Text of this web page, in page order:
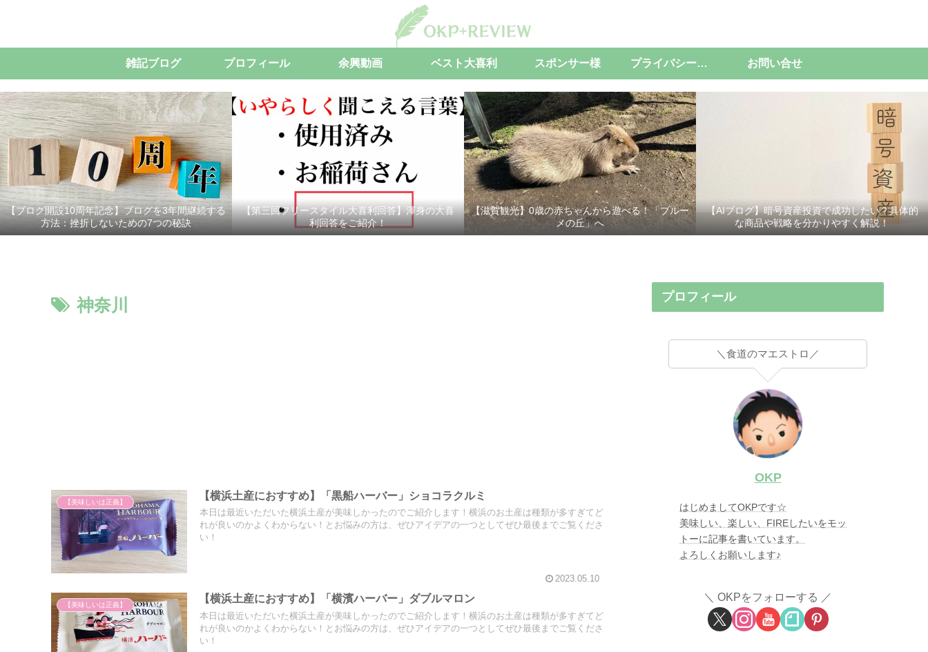
雑記ブログ プロフィール 余興動画 ベスト大喜利 スポンサー様 プライバシーポリシー お問い合せ
【ブログ開設10周年記念】ブログを3年間継続する
方法：挫折しないための7つの秘訣
【第三回フリースタイル大喜利回答】渾身の大喜
利回答をご紹介！
【滋賀観光】0歳の赤ちゃんから遊べる！「ブルー
メの丘」へ
【AIブログ】暗号資産投資で成功したい？具体的
な商品や戦略を分かりやすく解説！
神奈川
【美味しいは正義】
【横浜土産におすすめ】「黒船ハーバー」ショコラクルミ
本日は最近いただいた横浜土産が美味しかったのでご紹介します！横浜のお土産は種類が多すぎてど
れが良いのかよくわからない！とお悩みの方は、ぜひアイデアの一つとしてぜひ最後までご覧くださ
い！
2023.05.10
【美味しいは正義】
【横浜土産におすすめ】「横濱ハーバー」ダブルマロン
本日は最近いただいた横浜土産が美味しかったのでご紹介します！横浜のお土産は種類が多すぎてど
れが良いのかよくわからない！とお悩みの方は、ぜひアイデアの一つとしてぜひ最後までご覧くださ
い！
プロフィール
＼食道のマエストロ／
OKP
はじめましてOKPです☆
美味しい、楽しい、FIREしたいをモッ
トーに記事を書いています。
よろしくお願いします♪
OKPをフォローする